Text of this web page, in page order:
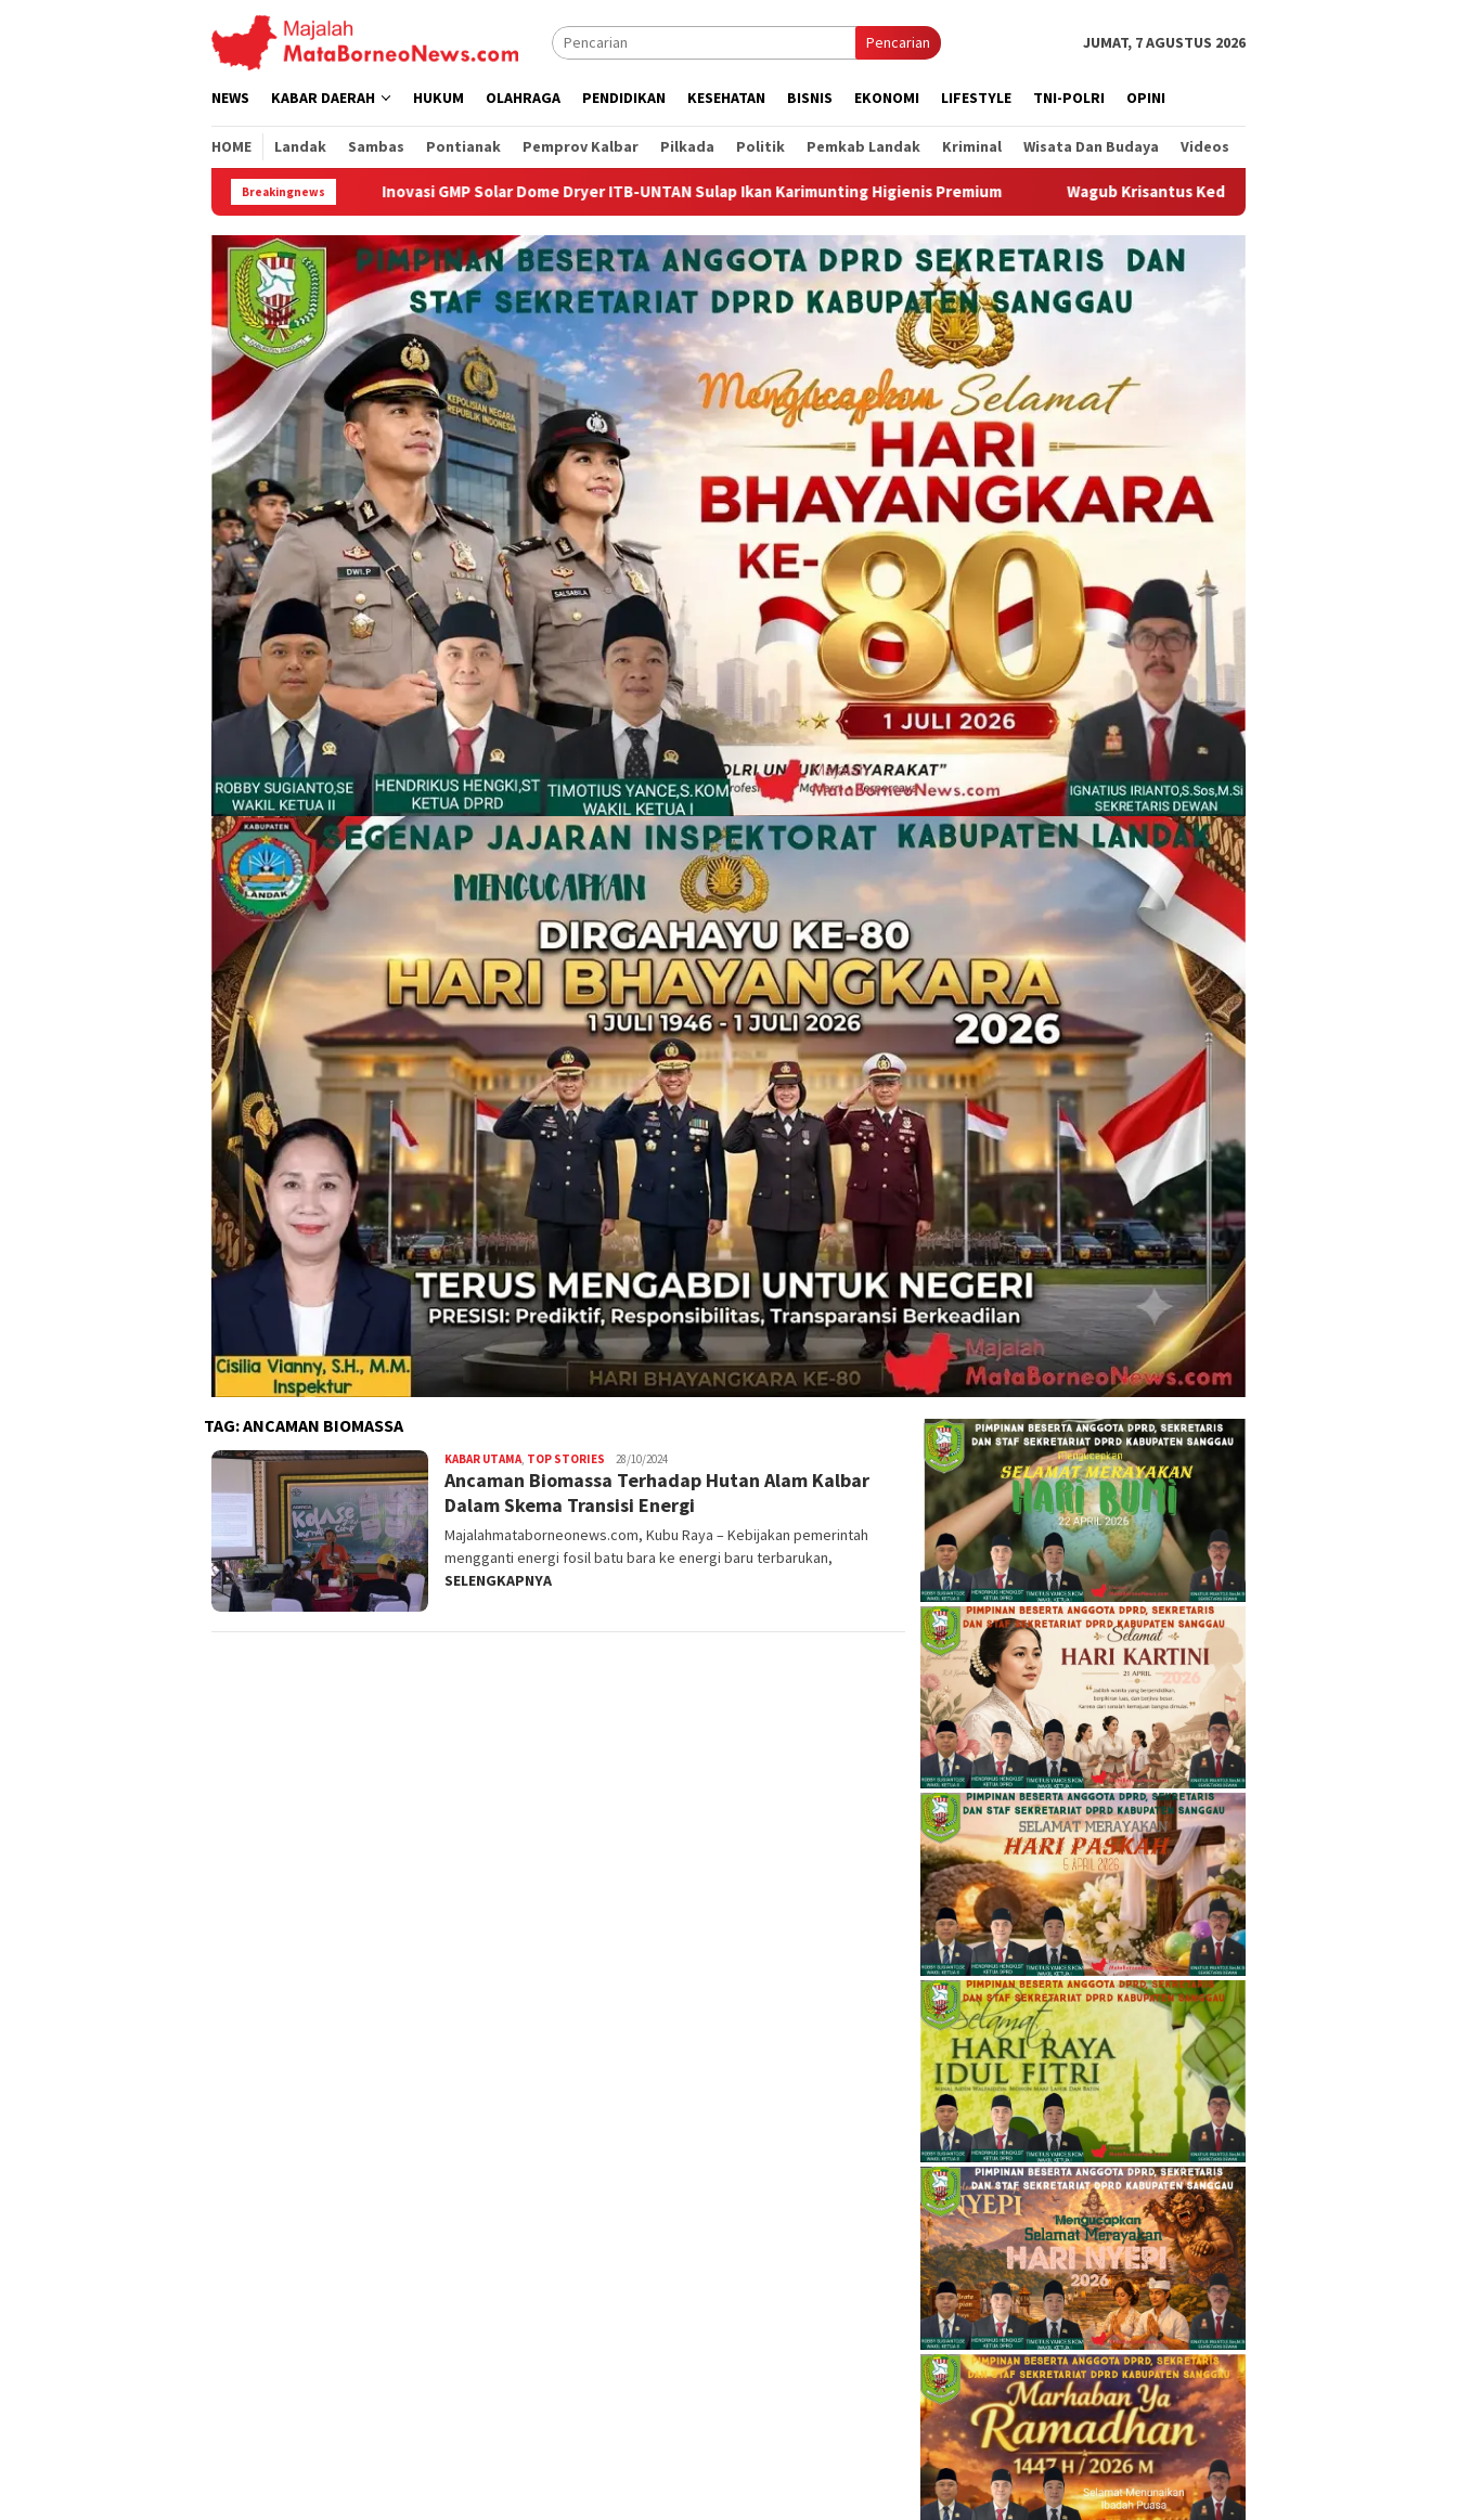
Pencarian JUMAT, 7 AGUSTUS 2026
NEWS KABAR DAERAH HUKUM OLAHRAGA PENDIDIKAN KESEHATAN BISNIS EKONOMI LIFESTYLE TNI-POLRI OPINI
HOME Landak Sambas Pontianak Pemprov Kalbar Pilkada Politik Pemkab Landak Kriminal Wisata Dan Budaya Videos
Breakingnews
Inovasi GMP Solar Dome Dryer ITB-UNTAN Sulap Ikan Karimunting Higienis Premium Wagub Krisantus Kedatangan Kepala Staf Kepresidenan, Tegaskan
TAG:ANCAMAN BIOMASSA
KABAR UTAMA, TOP STORIES 28/10/2024
Ancaman Biomassa Terhadap Hutan Alam Kalbar
Dalam Skema Transisi Energi
Majalahmataborneonews.com, Kubu Raya – Kebijakan pemerintah
mengganti energi fosil batu bara ke energi baru terbarukan,
SELENGKAPNYA